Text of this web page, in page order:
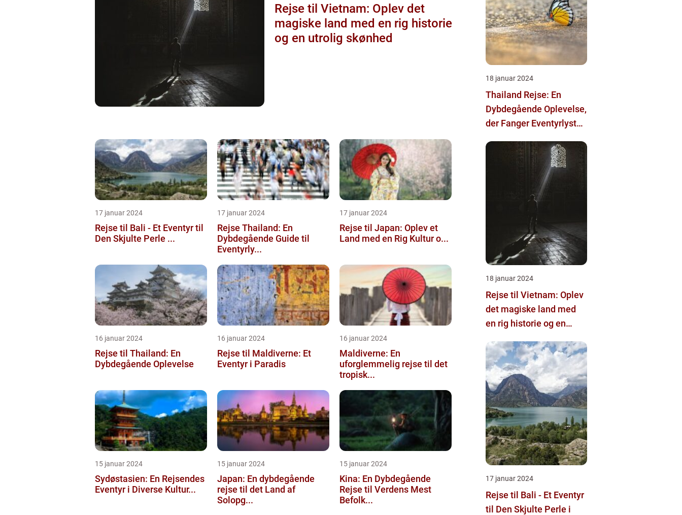
Rejse til Vietnam: Oplev det
magiske land med en rig historie
og en utrolig skønhed
17 januar 2024
Rejse til Bali - Et Eventyr til
Den Skjulte Perle ...
17 januar 2024
Rejse Thailand: En
Dybdegående Guide til
Eventyrly...
17 januar 2024
Rejse til Japan: Oplev et
Land med en Rig Kultur o...
16 januar 2024
Rejse til Thailand: En
Dybdegående Oplevelse
16 januar 2024
Rejse til Maldiverne: Et
Eventyr i Paradis
16 januar 2024
Maldiverne: En
uforglemmelig rejse til det
tropisk...
15 januar 2024
Sydøstasien: En Rejsendes
Eventyr i Diverse Kultur...
15 januar 2024
Japan: En dybdegående
rejse til det Land af
Solopg...
15 januar 2024
Kina: En Dybdegående
Rejse til Verdens Mest
Befolk...
18 januar 2024
Thailand Rejse: En
Dybdegående Oplevelse,
der Fanger Eventyrlystne
18 januar 2024
Rejse til Vietnam: Oplev
det magiske land med
en rig historie og en
17 januar 2024
Rejse til Bali - Et Eventyr
til Den Skjulte Perle i